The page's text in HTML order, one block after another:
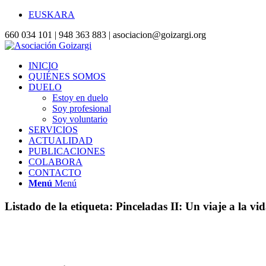
EUSKARA
660 034 101 | 948 363 883 | asociacion@goizargi.org
INICIO
QUIÉNES SOMOS
DUELO
Estoy en duelo
Soy profesional
Soy voluntario
SERVICIOS
ACTUALIDAD
PUBLICACIONES
COLABORA
CONTACTO
Menú Menú
Listado de la etiqueta: Pinceladas II: Un viaje a la